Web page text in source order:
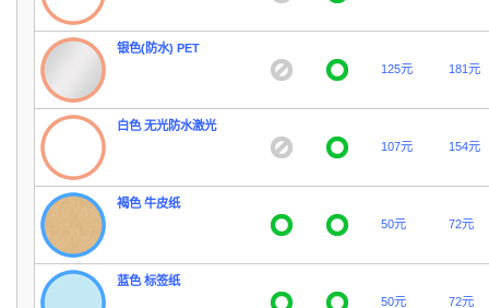
银色(防水) PET
125元
181元
白色 无光防水激光
107元
154元
褐色 牛皮纸
50元
72元
蓝色 标签纸
50元
72元